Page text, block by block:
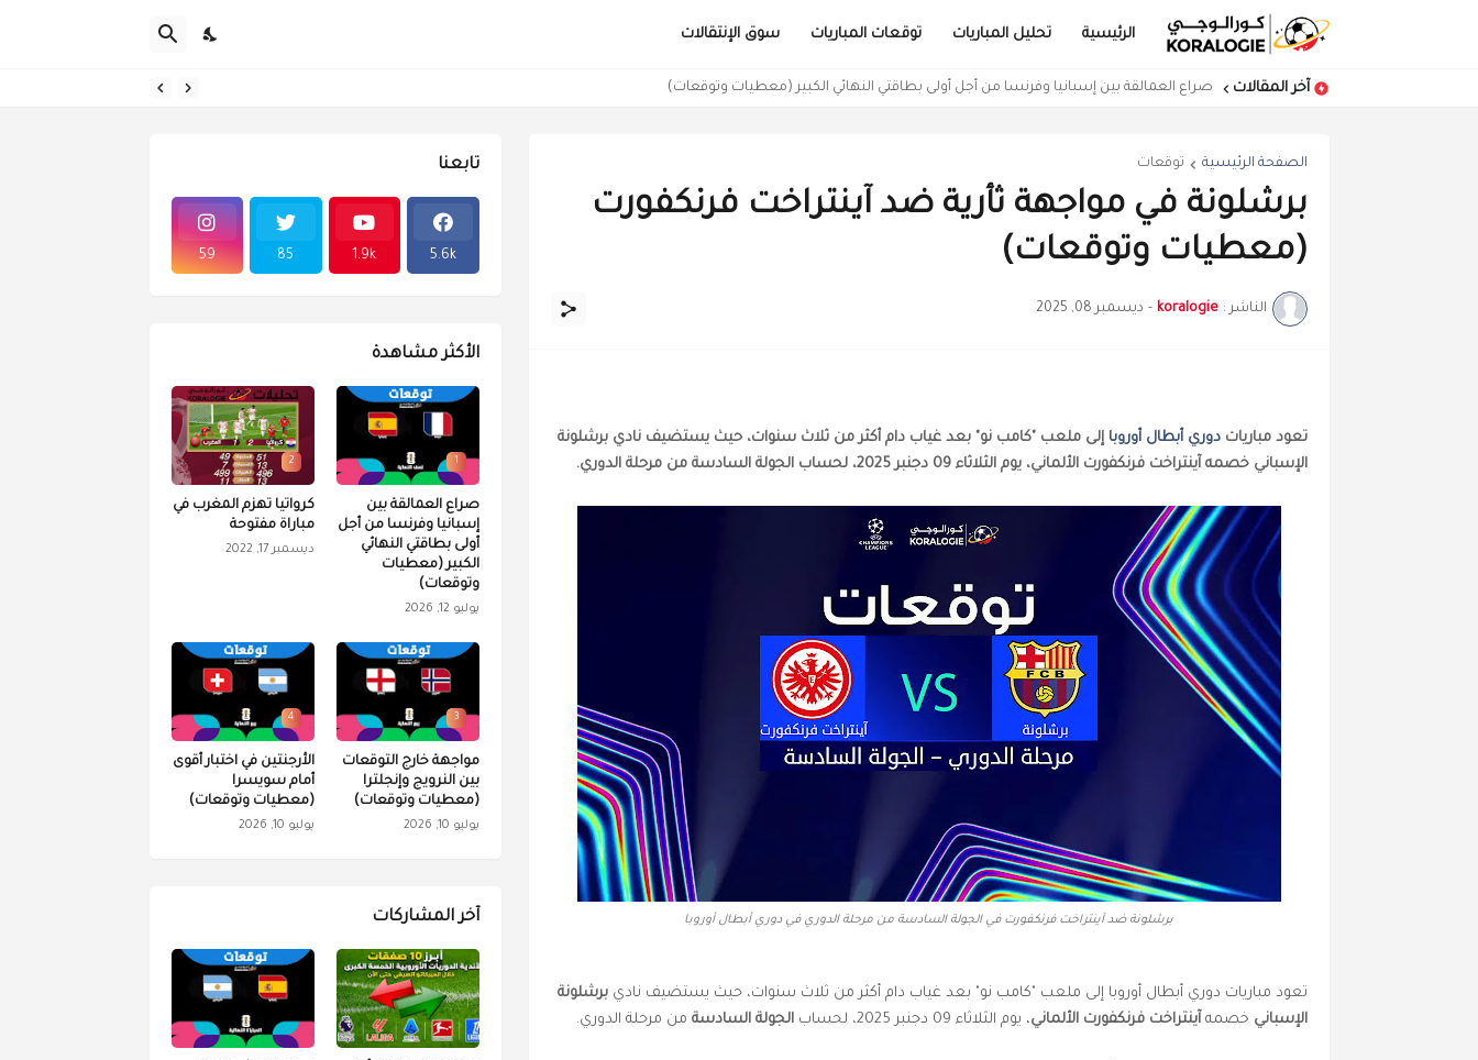
الرئيسية تحليل المباريات توقعات المباريات سوق الإنتقالات
آخر المقالات صراع العمالقة بين إسبانيا وفرنسا من أجل أولى بطاقتي النهائي الكبير (معطيات وتوقعات)
كرواتيا تهزم المغرب في مباراة مفتوحة
الصفحة الرئيسية توقعات
برشلونة في مواجهة ثأرية ضد آينتراخت فرنكفورت
(معطيات وتوقعات)
الناشر : koralogie
- ديسمبر 08, 2025
تعود مبارياتدوري أبطال أوروبا إلى ملعب "كامب نو" بعد غياب دام أكثر من ثلاث سنوات، حيث يستضيف نادي برشلونة
الإسباني خصمه آينتراخت فرنكفورت الألماني، يوم الثلاثاء 09 دجنبر 2025، لحساب الجولة السادسة من مرحلة الدوري.
برشلونة ضد آينتراخت فرنكفورت في الجولة السادسة من مرحلة الدوري في دوري أبطال أوروبا
تعود مباريات دوري أبطال أوروبا إلى ملعب "كامب نو" بعد غياب دام أكثر من ثلاث سنوات، حيث يستضيف ناديبرشلونة
الإسباني خصمهآينتراخت فرنكفورت الألماني، يوم الثلاثاء 09 دجنبر 2025، لحساب الجولة السادسة من مرحلة الدوري.
تابعنا
5.6k
1.9k
85
59
الأكثر مشاهدة
1
صراع العمالقة بين
إسبانيا وفرنسا من أجل
أولى بطاقتي النهائي
الكبير (معطيات
وتوقعات)
يوليو 12, 2026
2
كرواتيا تهزم المغرب في
مباراة مفتوحة
ديسمبر 17, 2022
3
مواجهة خارج التوقعات
بين النرويج وإنجلترا
(معطيات وتوقعات)
يوليو 10, 2026
4
الأرجنتين في اختبار أقوى
أمام سويسرا
(معطيات وتوقعات)
يوليو 10, 2026
آخر المشاركات